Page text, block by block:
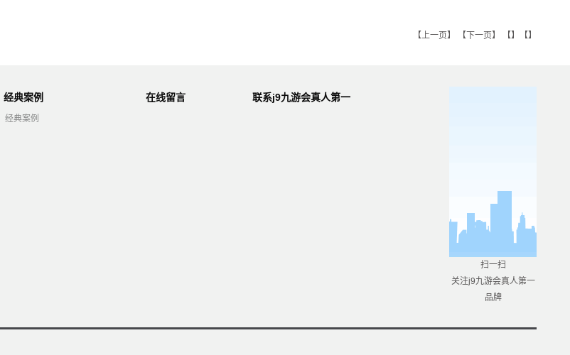
【上一页】 【 下一页】 【】【】
经典案例
经典案例
在线留言
联系j9九游会真人第一
扫一扫
关注j9九游会真人第一
品牌